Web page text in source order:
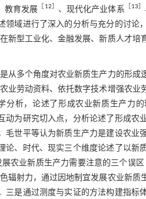
教育发展 ［ 12］ 、现代化产业体系 ［13］
域进行了深入的分析与充分的讨论
新型工业化、金融发展、新质人才培
从多个角度对农业新质生产力的形成
业劳动资料、依托数字技术增强农业
分析，论述了形成农业新质生产力
为研究切入点，分析论述了形成农
世平等认为新质生产力是建设农业
论、时代、现实三个维度论述了以新
农业新质生产力需要注意的三个误区
辐射力，通过因地制宜发展农业新质
三是通过测度与实证的方法构建指标